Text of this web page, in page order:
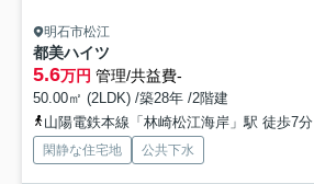
明石市松江
都美ハイツ
5.6万円 管理/共益費-
50.00㎡ (2LDK) /築28年 /2階建
山陽電鉄本線「林崎松江海岸」駅 徒歩7分
閑静な住宅地 公共下水